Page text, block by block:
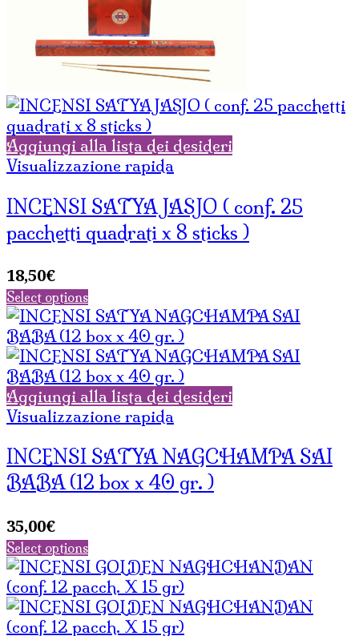
Aggiungi alla lista dei desideri
Visualizzazione rapida
INCENSI SATYA JASJO ( conf. 25
pacchetti quadrati x 8 sticks )
18,50€
Select options
Aggiungi alla lista dei desideri
Visualizzazione rapida
INCENSI SATYA NAGCHAMPA SAI
BABA (12 box x 40 gr. )
35,00€
Select options